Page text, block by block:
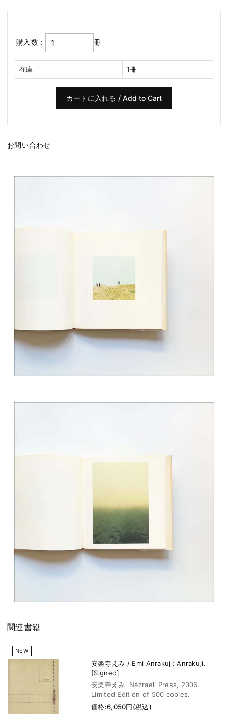
購入数： 冊
在庫 1冊
お問い合わせ
関連書籍
NEW
安楽寺えみ / Emi Anrakuji: Anrakuji.
[Signed]
安楽寺えみ. Nazraeli Press, 2006.
Limited Edition of 500 copies.
価格:6,050円(税込)